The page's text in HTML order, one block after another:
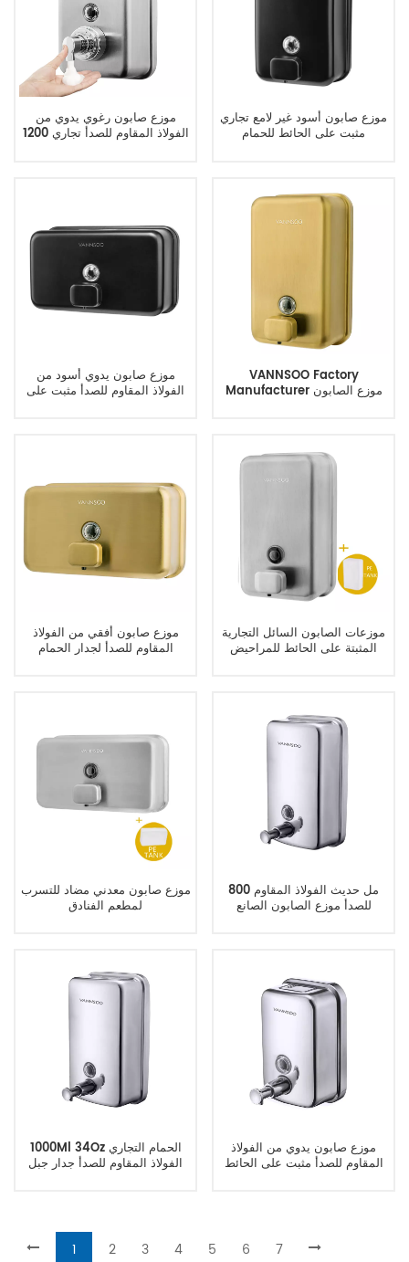
موزع صابون رغوي يدوي من
الفولاذ المقاوم للصدأ تجاري 1200
موزع صابون أسود غير لامع تجاري
مثبت على الحائط للحمام
موزع صابون يدوي أسود من
الفولاذ المقاوم للصدأ مثبت على
VANNSOO Factory
Manufacturer موزع الصابون
موزع صابون أفقي من الفولاذ
المقاوم للصدأ لجدار الحمام
موزعات الصابون السائل التجارية
المثبتة على الحائط للمراحيض
موزع صابون معدني مضاد للتسرب
لمطعم الفنادق
800 مل حديث الفولاذ المقاوم
للصدأ موزع الصابون الصانع
1000Ml 34Oz الحمام التجاري
الفولاذ المقاوم للصدأ جدار جبل
موزع صابون يدوي من الفولاذ
المقاوم للصدأ مثبت على الحائط
1 2 3 4 5 6 7